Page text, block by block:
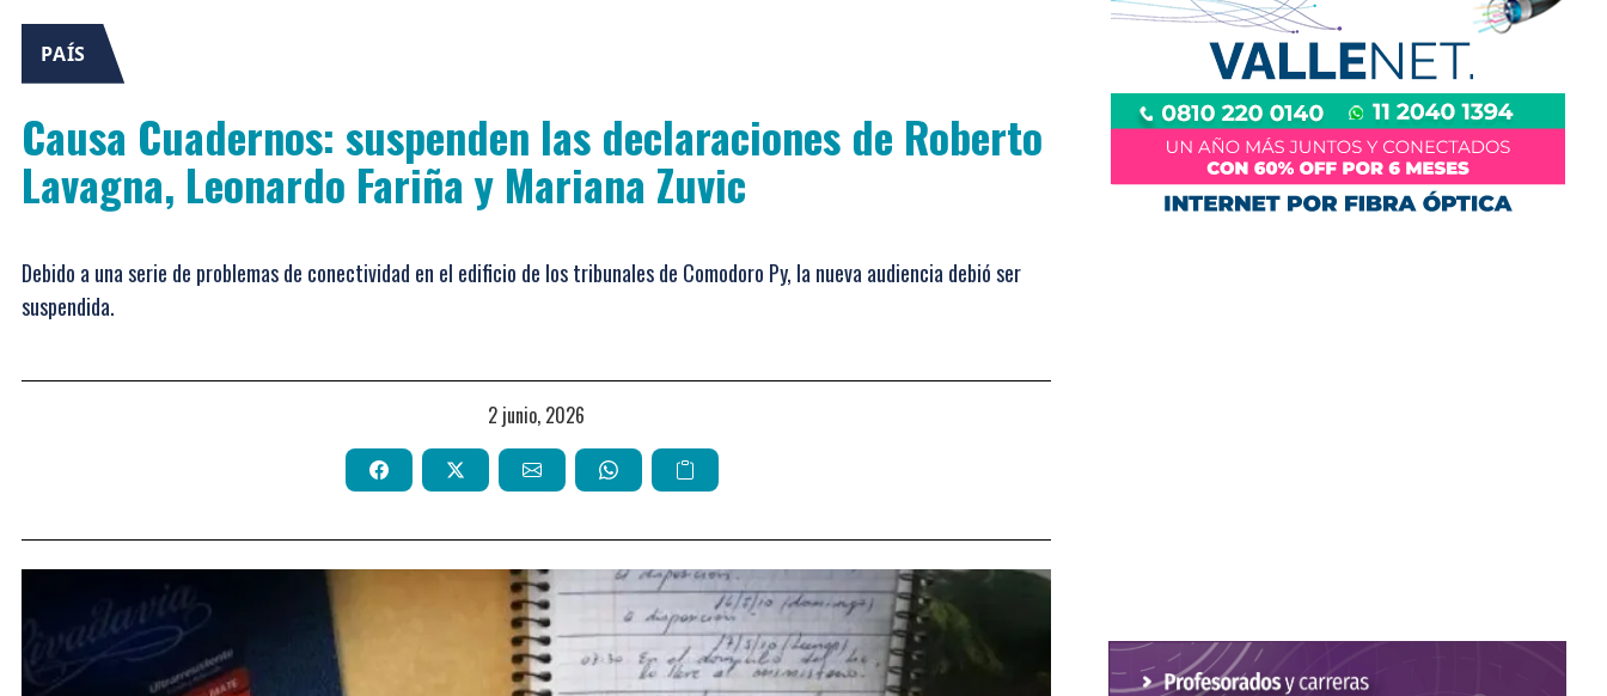
PAÍS
Causa Cuadernos: suspenden las declaraciones de Roberto
Lavagna, Leonardo Fariña y Mariana Zuvic
Debido a una serie de problemas de conectividad en el edificio de los tribunales de Comodoro Py, la nueva audiencia debió ser
suspendida.
2 junio, 2026